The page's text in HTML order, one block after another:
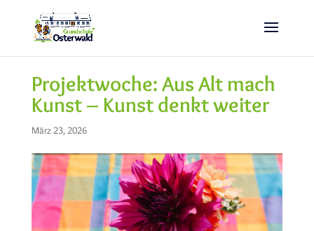
Projektwoche: Aus Alt mach
Kunst – Kunst denkt weiter
März 23, 2026